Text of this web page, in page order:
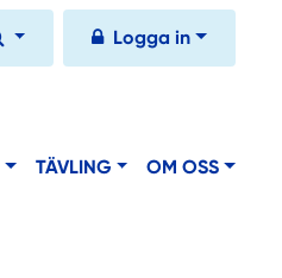
Logga in
TÄVLING OM OSS